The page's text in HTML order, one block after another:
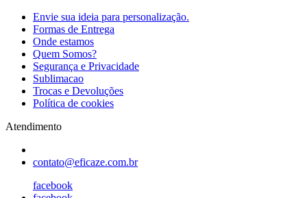
Envie sua ideia para personalização.
Formas de Entrega
Onde estamos
Quem Somos?
Segurança e Privacidade
Sublimacao
Trocas e Devoluções
Política de cookies
Atendimento
contato@eficaze.com.br
facebook